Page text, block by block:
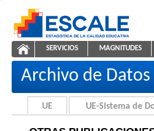
ESCALE - Unidad de
Otras Publicaciones
NAVEGACIÓN
SERVICIOS MAGNITUDES
Archivo de Datos
UE UE-Sistema de